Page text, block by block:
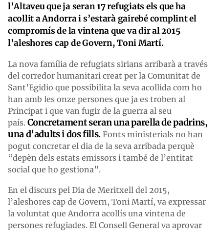
l’Altaveu que ja seran 17 refugiats els que ha
acollit a Andorra i s’estarà gairebé complint el
compromís de la vintena que va dir al 2015
l’aleshores cap de Govern, Toni Martí.
La nova família de refugiats sirians arribarà a través
del corredor humanitari creat per la Comunitat de
Sant’Egidio que possibilita la seva acollida com ho
han amb les onze persones que ja es troben al
Principat i que van fugir de la guerra al seu
país. Concretament seran una parella de padrins,
una d’adults i dos fills. Fonts ministerials no han
pogut concretar el dia de la seva arribada perquè
“depèn dels estats emissors i també de l’entitat
social que ho gestiona”.
En el discurs pel Dia de Meritxell del 2015,
l’aleshores cap de Govern, Toni Martí, va expressar
la voluntat que Andorra acollís una vintena de
persones refugiades. El Consell General va aprovar